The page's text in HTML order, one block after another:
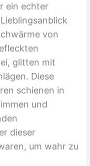
ein echter
von
glitten mit
Diese
schienen in
und
dieser
um wahr zu